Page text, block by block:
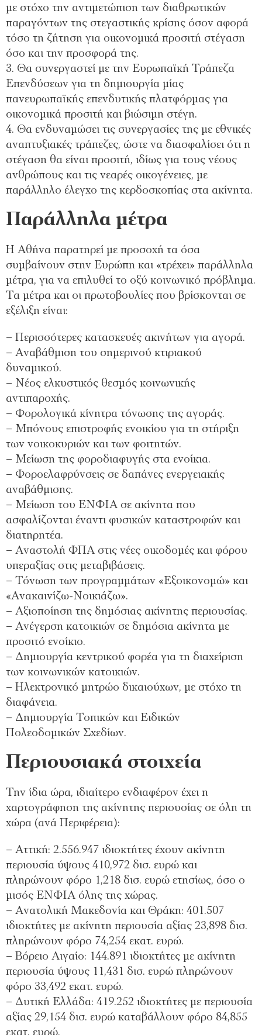
με στόχο την αντιμετώπιση των διαθρωτικών
παραγόντων της στεγαστικής κρίσης όσον αφορά
τόσο τη ζήτηση για οικονομικά προσιτή στέγαση
όσο και την προσφορά της.
3. Θα συνεργαστεί με την Ευρωπαϊκή Τράπεζα
Επενδύσεων για τη δημιουργία μίας
πανευρωπαϊκής επενδυτικής πλατφόρμας για
οικονομικά προσιτή και βιώσιμη στέγη.
4. Θα ενδυναμώσει τις συνεργασίες της με εθνικές
αναπτυξιακές τράπεζες, ώστε να διασφαλίσει ότι η
στέγαση θα είναι προσιτή, ιδίως για τους νέους
ανθρώπους και τις νεαρές οικογένειες, με
παράλληλο έλεγχο της κερδοσκοπίας στα ακίνητα.
Παράλληλα μέτρα
Η Αθήνα παρατηρεί με προσοχή τα όσα
συμβαίνουν στην Ευρώπη και «τρέχει» παράλληλα
μέτρα, για να επιλυθεί το οξύ κοινωνικό πρόβλημα.
Τα μέτρα και οι πρωτοβουλίες που βρίσκονται σε
εξέλιξη είναι:
– Περισσότερες κατασκευές ακινήτων για αγορά.
– Αναβάθμιση του σημερινού κτιριακού
δυναμικού.
– Νέος ελκυστικός θεσμός κοινωνικής
αντιπαροχής.
– Φορολογικά κίνητρα τόνωσης της αγοράς.
– Μπόνους επιστροφής ενοικίου για τη στήριξη
των νοικοκυριών και των φοιτητών.
– Μείωση της φοροδιαφυγής στα ενοίκια.
– Φοροελαφρύνσεις σε δαπάνες ενεργειακής
αναβάθμισης.
– Μείωση του ΕΝΦΙΑ σε ακίνητα που
ασφαλίζονται έναντι φυσικών καταστροφών και
διατηρητέα.
– Αναστολή ΦΠΑ στις νέες οικοδομές και φόρου
υπεραξίας στις μεταβιβάσεις.
– Τόνωση των προγραμμάτων «Εξοικονομώ» και
«Ανακαινίζω-Νοικιάζω».
– Αξιοποίηση της δημόσιας ακίνητης περιουσίας.
– Ανέγερση κατοικιών σε δημόσια ακίνητα με
προσιτό ενοίκιο.
– Δημιουργία κεντρικού φορέα για τη διαχείριση
των κοινωνικών κατοικιών.
– Ηλεκτρονικό μητρώο δικαιούχων, με στόχο τη
διαφάνεια.
– Δημιουργία Τοπικών και Ειδικών
Πολεοδομικών Σχεδίων.
Περιουσιακά στοιχεία
Την ίδια ώρα, ιδιαίτερο ενδιαφέρον έχει η
χαρτογράφηση της ακίνητης περιουσίας σε όλη τη
χώρα (ανά Περιφέρεια):
– Αττική: 2.556.947 ιδιοκτήτες έχουν ακίνητη
περιουσία ύψους 410,972 δισ. ευρώ και
πληρώνουν φόρο 1,218 δισ. ευρώ ετησίως, όσο ο
μισός ΕΝΦΙΑ όλης της χώρας.
– Ανατολική Μακεδονία και Θράκη: 401.507
ιδιοκτήτες με ακίνητη περιουσία αξίας 23,898 δισ.
πληρώνουν φόρο 74,254 εκατ. ευρώ.
– Βόρειο Αιγαίο: 144.891 ιδιοκτήτες με ακίνητη
περιουσία ύψους 11,431 δισ. ευρώ πληρώνουν
φόρο 33,492 εκατ. ευρώ.
– Δυτική Ελλάδα: 419.252 ιδιοκτήτες με περιουσία
αξίας 29,154 δισ. ευρώ καταβάλλουν φόρο 84,855